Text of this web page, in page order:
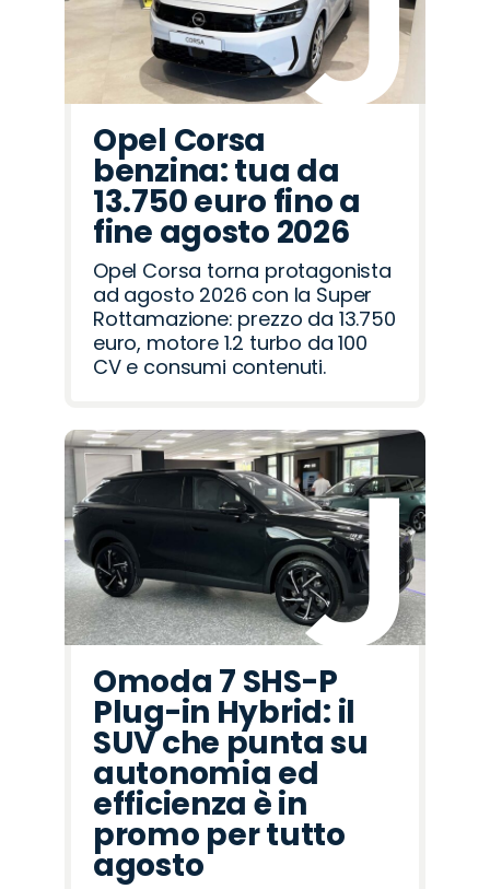
Opel Corsa
benzina: tua da
13.750 euro fino a
fine agosto 2026
Opel Corsa torna protagonista
ad agosto 2026 con la Super
Rottamazione: prezzo da 13.750
euro, motore 1.2 turbo da 100
CV e consumi contenuti.
Omoda 7 SHS-P
Plug-in Hybrid: il
SUV che punta su
autonomia ed
efficienza è in
promo per tutto
agosto